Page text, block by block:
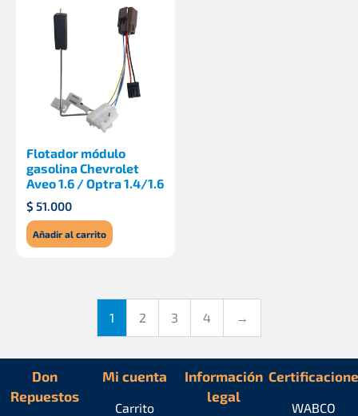
Flotador módulo
gasolina Chevrolet
Aveo 1.6 / Optra 1.4/1.6
$ 51.000
Añadir al carrito
1 2 3 4 →
Don
Repuestos
Mi cuenta
Carrito
Información
legal
WABCO